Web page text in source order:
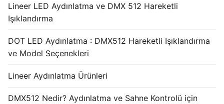
Lineer LED Aydınlatma ve DMX 512 Hareketli
Işıklandırma
DOT LED Aydınlatma : DMX512 Hareketli Işıklandırma
ve Model Seçenekleri
Lineer Aydınlatma Ürünleri
DMX512 Nedir? Aydınlatma ve Sahne Kontrolü için